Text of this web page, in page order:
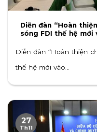
Diễn đàn “Hoàn
sóng FDI thế hệ mới
Diễn đàn “Hoàn thiện
thế hệ mới vào...
27
Th11